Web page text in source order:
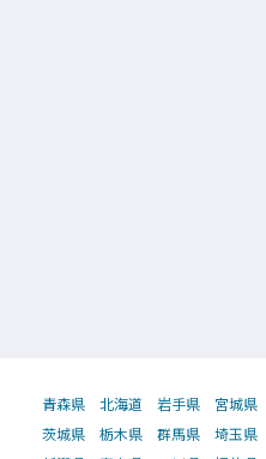
青森県 北海道 岩手県 宮城県
茨城県 栃木県 群馬県 埼玉県